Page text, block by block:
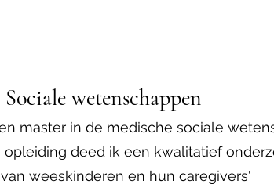
wetenschappen
master in de medische sociale
deed ik een kwalitatief
weeskinderen en hun caregivers'